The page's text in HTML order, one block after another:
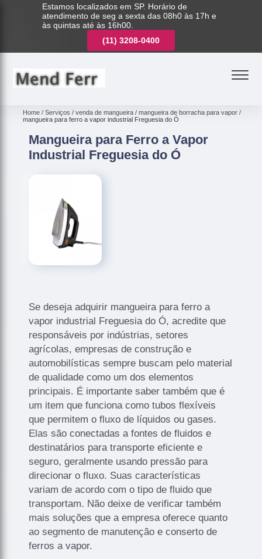
Estamos localizados em SP. Horário de
atendimento de seg a sexta das 08h0 às 17h e
às quintas até às 16h00.
(11) 3208-0400
Home Serviços venda de mangueira
mangueira de borracha para vapor
mangueira para ferro a vapor industrial Freguesia do Ó
Mangueira para Ferro a Vapor
Industrial Freguesia do Ó
Se deseja adquirir mangueira para ferro a
vapor industrial Freguesia do Ó, acredite que
responsáveis por indústrias, setores
agrícolas, empresas de construção e
automobilísticas sempre buscam pelo material
de qualidade como um dos elementos
principais. É importante saber também que é
um item que funciona como tubos flexíveis
que permitem o fluxo de líquidos ou gases.
Elas são conectadas a fontes de fluidos e
destinatários para transporte eficiente e
seguro, geralmente usando pressão para
direcionar o fluxo. Suas características
variam de acordo com o tipo de fluido que
transportam. Não deixe de verificar também
mais soluções que a empresa oferece quanto
ao segmento de manutenção e conserto de
ferros a vapor.